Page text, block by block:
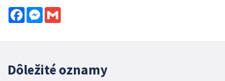
FacebookMessenger
Dôležité oznamy